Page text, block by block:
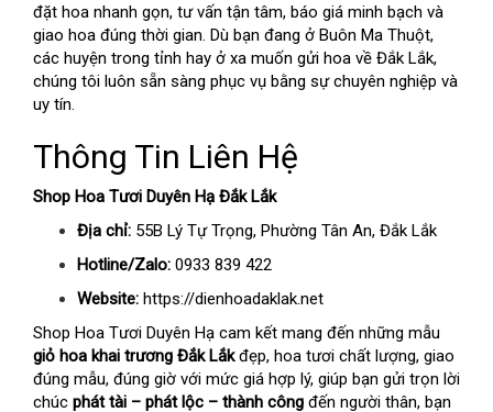
đặt hoa nhanh gọn, tư vấn tận tâm, báo giá minh bạch và
giao hoa đúng thời gian. Dù bạn đang ở Buôn Ma Thuột,
các huyện trong tỉnh hay ở xa muốn gửi hoa về Đắk Lắk,
chúng tôi luôn sẵn sàng phục vụ bằng sự chuyên nghiệp và
uy tín.
Thông Tin Liên Hệ
Shop Hoa Tươi Duyên Hạ Đắk Lắk
Địa chỉ: 55B Lý Tự Trọng, Phường Tân An, Đắk Lắk
Hotline/Zalo: 0933 839 422
Website: https://dienhoadaklak.net
Shop Hoa Tươi Duyên Hạ cam kết mang đến những mẫu
giỏ hoa khai trương Đắk Lắkđẹp, hoa tươi chất lượng, giao
đúng mẫu, đúng giờ với mức giá hợp lý, giúp bạn gửi trọn lời
chúc phát tài – phát lộc – thành công đến người thân, bạn